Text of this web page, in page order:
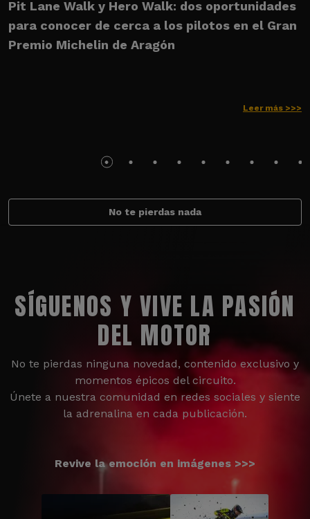
Pit Lane Walk y Hero Walk: dos oportunidades
para conocer de cerca a los pilotos en el Gran
Premio Michelin de Aragón
Leer más >>>
No te pierdas nada
SÍGUENOS Y VIVE LA PASIÓN
DEL MOTOR
No te pierdas ninguna novedad, contenido exclusivo y
momentos épicos del circuito.
Únete a nuestra comunidad en redes sociales y siente
la adrenalina en cada publicación.
Revive la emoción en imágenes >>>